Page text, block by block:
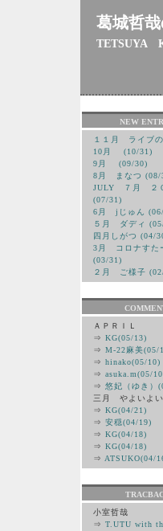
葛城哲
TETSUYA
NEW
１１月 ライブ
10月 (10/31)
9月 (09/30)
8月 まなつ (08/
JULY ７月 ２
(07/31)
6月 jじゅん
５月 ダディ
四月しがつ (04/
3月 コロナすた
(03/31)
２月 ご様子
ＡＰＲＩＬ
⇒ KG(05/13)
⇒ M-22麻美(05/
⇒ hinako(05/10)
⇒ asuka.m(05/
⇒ 悠妃（ゆき）
三月 やよいよい
⇒ KG(04/21)
⇒ 安穏(04/19)
⇒ KG(04/18)
⇒ KG(04/18)
⇒ ATSUKO(04/
小室哲哉
⇒ T.UTU with